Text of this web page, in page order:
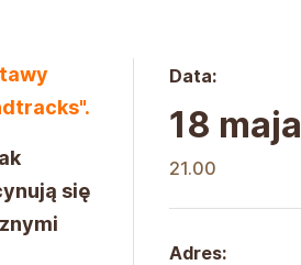
się
Data:
18 maja
21.00
Adres: